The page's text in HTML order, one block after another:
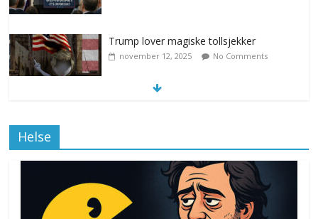
Trump lover magiske tollsjekker
november 12, 2025 No Comments
Drone stopper flytrafikken i Stockholm,
Helse